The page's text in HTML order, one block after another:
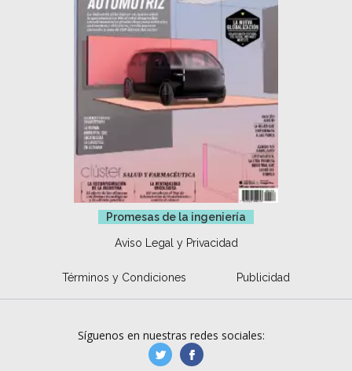
Promesas de la ingeniería
Aviso Legal y Privacidad
Términos y Condiciones Publicidad
Síguenos en nuestras redes sociales:
manufacturaGE